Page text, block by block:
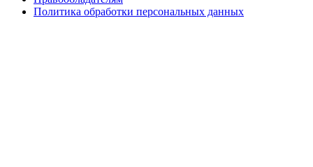
Политика обработки персональных данных